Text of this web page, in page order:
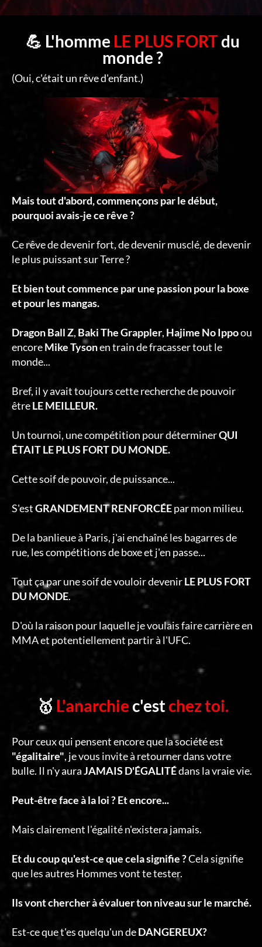
💪 L'homme LE PLUS FORTdu
monde ?
(Oui, c'était un rêve d'enfant.)
Mais tout d'abord, commençons par le début,
pourquoi avais-je ce rêve ?
Ce rêve de devenir fort, de devenir musclé, de devenir
le plus puissant sur Terre ?
Et bien tout commence par une passion pour la boxe
et pour les mangas.
Dragon Ball Z, Baki The Grappler, Hajime No Ippoou
encoreMike Tysonen train de fracasser tout le
monde...
Bref, il y avait toujours cette recherche de pouvoir
êtreLE MEILLEUR.
Un tournoi, une compétition pour déterminerQUI
ÉTAIT LE PLUS FORT DU MONDE.
Cette soif de pouvoir, de puissance...
S'estGRANDEMENT RENFORCÉEpar mon milieu.
De la banlieue à Paris, j'ai enchaîné les bagarres de
rue, les compétitions de boxe et j'en passe...
Tout ça par une soif de vouloir devenirLE PLUS FORT
DU MONDE.
D'où la raison pour laquelle je voulais faire carrière en
MMA et potentiellement partir à l'UFC.
🥇 L'anarchiec'estchez toi.
Pour ceux qui pensent encore que la société est
"égalitaire", je vous invite à retourner dans votre
bulle. Il n'y auraJAMAIS D'ÉGALITÉdans la vraie vie.
Peut-être face à la loi ? Et encore...
Mais clairement l'égalité n'existera jamais.
Et du coup qu'est-ce que cela signifie ?Cela signifie
que les autres Hommes vont te tester.
Ils vont chercher à évaluer ton niveau sur le marché.
Est-ce que t'es quelqu'un deDANGEREUX?